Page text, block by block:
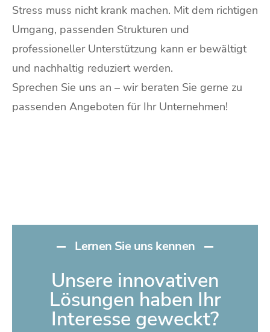
Stress muss nicht krank machen. Mit dem richtigen
Umgang, passenden Strukturen und
professioneller Unterstützung kann er bewältigt
und nachhaltig reduziert werden.
Sprechen Sie uns an – wir beraten Sie gerne zu
passenden Angeboten für Ihr Unternehmen!
Lernen Sie uns kennen
Unsere innovativen
Lösungen haben Ihr
Interesse geweckt?